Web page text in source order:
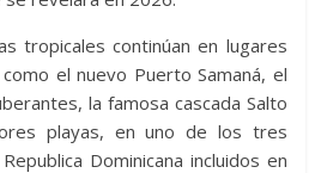
tropicales continúan en lugares
el nuevo Puerto Samaná, el
la famosa cascada Salto
playas, en uno de los tres
Dominicana incluidos en